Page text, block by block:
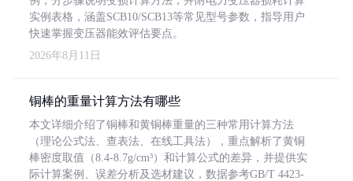
实例表格，涵盖SCB10/SCB13等常见型号参数，指导用户
快速掌握变压器能效评估要点。
2026年8月11日
铜棒的重量计算方法有哪些
本文详细介绍了铜棒和黄铜棒重量的三种常用计算方法
（理论公式法、查表法、在线工具法），重点解析了黄铜
棒密度取值（8.4-8.7g/cm³）和计算公式的差异，并提供实
际计算案例、误差分析及选材建议，数据参考GB/T 4423-